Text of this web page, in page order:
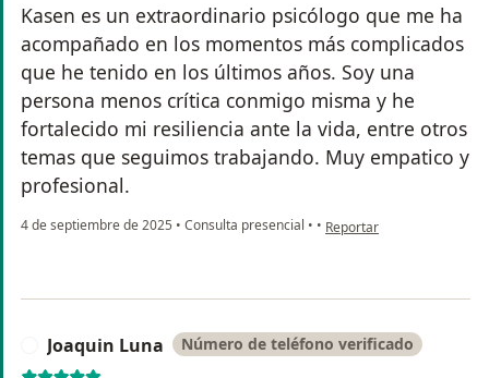
Kasen es un extraordinario psicólogo que me ha
acompañado en los momentos más complicados
que he tenido en los últimos años. Soy una
persona menos crítica conmigo misma y he
fortalecido mi resiliencia ante la vida, entre otros
temas que seguimos trabajando. Muy empatico y
profesional.
4 de septiembre de 2025 • Consulta presencial • • en opinión del usuario
Reportar
Joaquin Luna Número de teléfono verificado